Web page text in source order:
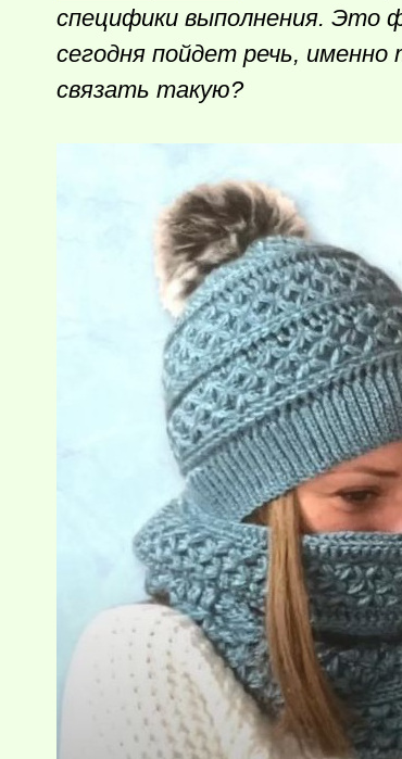
специфики выполнения. Это
сегодня пойдет речь,
связать такую?